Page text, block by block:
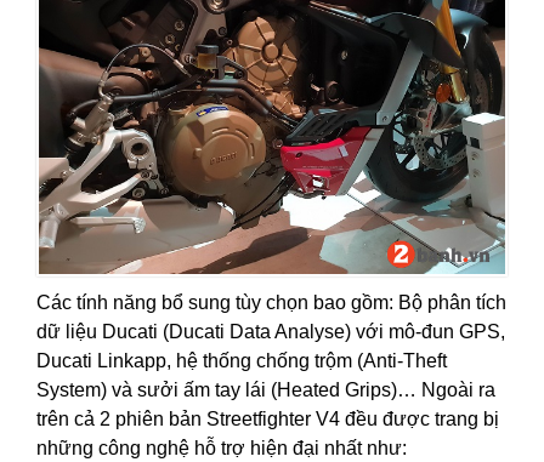
Các tính năng bổ sung tùy chọn bao gồm: Bộ phân tích
dữ liệu Ducati (Ducati Data Analyse) với mô-đun GPS,
Ducati Linkapp, hệ thống chống trộm (Anti-Theft
System) và sưởi ấm tay lái (Heated Grips)… Ngoài ra
trên cả 2 phiên bản Streetfighter V4 đều được trang bị
những công nghệ hỗ trợ hiện đại nhất như: